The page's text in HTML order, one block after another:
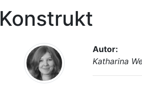
Konstrukt
Autor:
Katharina